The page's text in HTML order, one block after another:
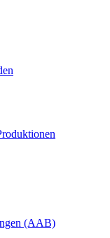
(AAB)